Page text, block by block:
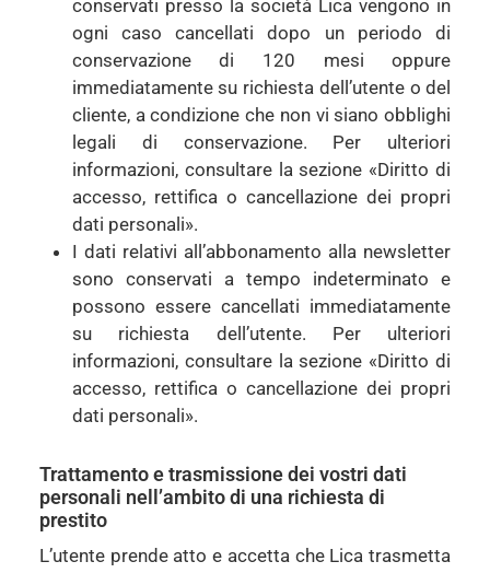
conservati presso la società Lica vengono in
ogni caso cancellati dopo un periodo di
conservazione di 120 mesi oppure
immediatamente su richiesta dell’utente o del
cliente, a condizione che non vi siano obblighi
legali di conservazione. Per ulteriori
informazioni, consultare la sezione «Diritto di
accesso, rettifica o cancellazione dei propri
dati personali».
I dati relativi all’abbonamento alla newsletter
sono conservati a tempo indeterminato e
possono essere cancellati immediatamente
su richiesta dell’utente. Per ulteriori
informazioni, consultare la sezione «Diritto di
accesso, rettifica o cancellazione dei propri
dati personali».
Trattamento e trasmissione dei vostri dati
personali nell’ambito di una richiesta di
prestito
L’utente prende atto e accetta che Lica trasmetta